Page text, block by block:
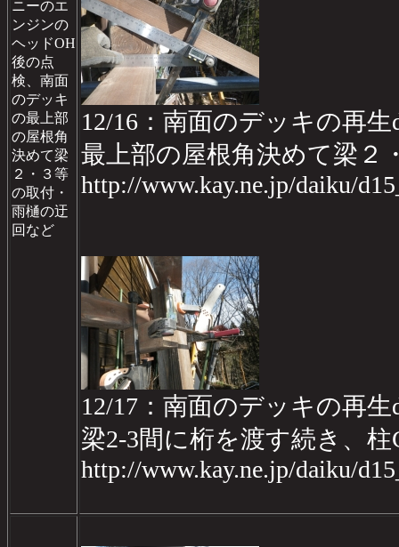
ニーのエ
ンジンの
ヘッドOH
後の点
検、南面
のデッキ
の最上部
の屋根角
決めて梁
２・３等
の取付・
雨樋の迂
回など
12/16：南面のデッキの再生
最上部の屋根角決めて梁２
http://www.kay.ne.jp/daiku/
12/17：南面のデッキの再生
梁2-3間に桁を渡す続き、
http://www.kay.ne.jp/daiku/